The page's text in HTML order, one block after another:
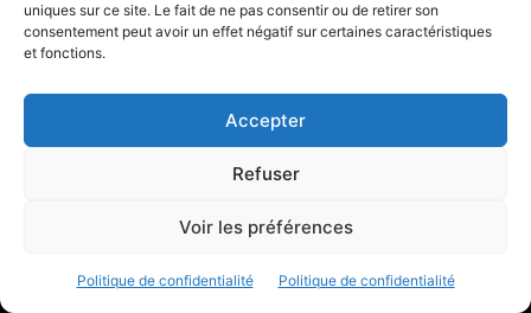
uniques sur ce site. Le fait de ne pas consentir ou de retirer son
consentement peut avoir un effet négatif sur certaines caractéristiques
et fonctions.
Accepter
Refuser
Voir les préférences
Politique de confidentialité Politique de confidentialité
À PROPOS
SUIVEZ NOUS
© 2023 - Marine & Océans